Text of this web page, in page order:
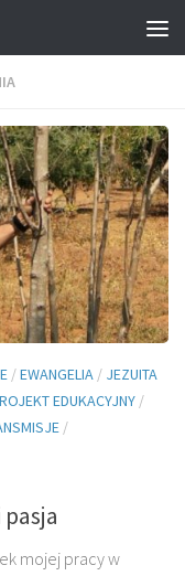
/EWANGELIA / JEZUITA
EDUKACYJNY /
/
mojej pracy w